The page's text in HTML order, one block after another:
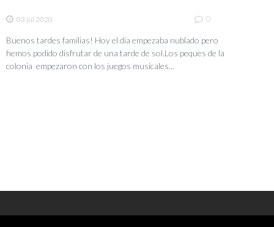
03 jul 2020 0
Buenos tardes familias! Hoy el día empezaba nublado pero
hemos podido disfrutar de una tarde de sol.Los peques de la
colonia empezaron con los juegos musicales...